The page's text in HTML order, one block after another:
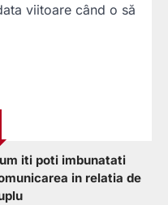
viitoare când o să
iti poti imbunatati
in relatia de